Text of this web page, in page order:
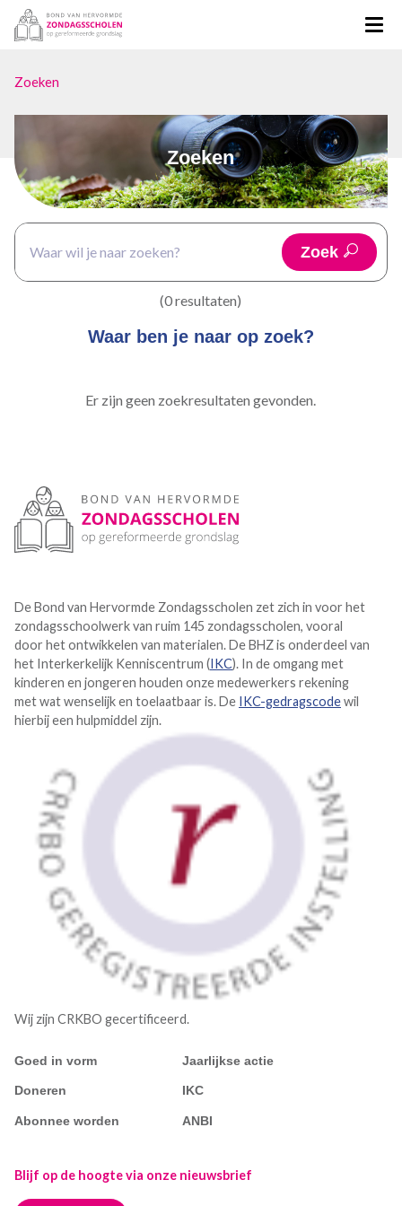
Zoeken
Zoeken
Zoek
(0 resultaten)
Waar ben je naar op zoek?
Er zijn geen zoekresultaten gevonden.
De Bond van Hervormde Zondagsscholen zet zich in voor het
zondagsschoolwerk van ruim 145 zondagsscholen, vooral
door het ontwikkelen van materialen. De BHZ is onderdeel van
het Interkerkelijk Kenniscentrum (IKC). In de omgang met
kinderen en jongeren houden onze medewerkers rekening
met wat wenselijk en toelaatbaar is. De IKC-gedragscodewil
hierbij een hulpmiddel zijn.
Wij zijn CRKBO gecertificeerd.
Goed in vorm Jaarlijkse actie
Doneren IKC
Abonnee worden ANBI
Blijf op de hoogte via onze nieuwsbrief